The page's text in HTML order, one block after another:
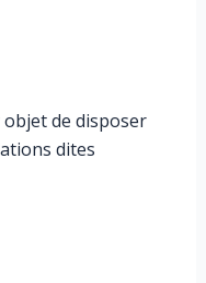
de disposer
dites